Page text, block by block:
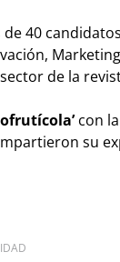
40
de la
cola’con
su